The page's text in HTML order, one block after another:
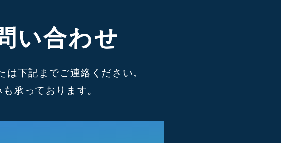
い合わせ
下記までご連絡ください。
承っております。